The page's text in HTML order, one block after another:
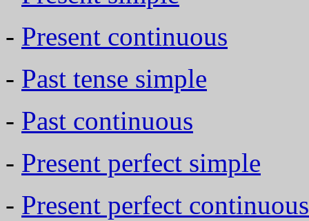
- Present continuous
- Past tense simple
- Past continuous
- Present perfect simple
- Present perfect continuous